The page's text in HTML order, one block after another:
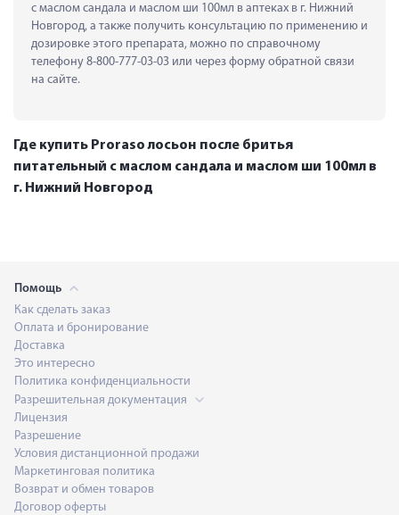
с маслом сандала и маслом ши 100мл в аптеках в г. Нижний
Новгород, а также получить консультацию по применению и
дозировке этого препарата, можно по справочному
телефону 8-800-777-03-03 или через форму обратной связи
на сайте.
Где купить Proraso лосьон после бритья
питательный с маслом сандала и маслом ши 100мл в
г. Нижний Новгород
Помощь
Как сделать заказ
Оплата и бронирование
Доставка
Это интересно
Политика конфиденциальности
Разрешительная документация
Лицензия
Разрешение
Условия дистанционной продажи
Маркетинговая политика
Возврат и обмен товаров
Договор оферты